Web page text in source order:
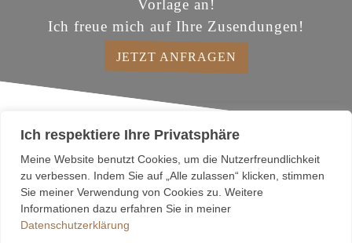
Vorlage an!
Ich freue mich auf Ihre Zusendungen!
JETZT ANFRAGEN
E: kontakt@thomastimm.de
T:0174 2099 630
A: Weusthoffstrasse 37 F, 21075 Hamburg
Ich respektiere Ihre Privatsphäre
Meine Website benutzt Cookies, um die Nutzerfreundlichkeit
zu verbessen. Indem Sie auf „Alle zulassen“ klicken, stimmen
Sie meiner Verwendung von Cookies zu. Weitere
Informationen dazu erfahren Sie in meiner
Datenschutzerklärung